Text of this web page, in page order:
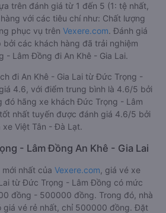
trên đánh giá từ 1 đến 5 (1: tệ nhất,
với các tiêu chí như: Chất lượng
phục vụ trên Vexere.com. Đánh giá
các khách hàng đã trải nghiệm
- Lâm Đồng đi An Khê - Gia Lai.
đi An Khê - Gia Lai từ Đức Trọng -
4.6, với điểm trung bình là 4.6/5 bởi
đó hãng xe khách Đức Trọng - Lâm
nhất tuyến được đánh giá 4.6/5 bởi
Việt Tân - Đà Lạt.
- Lâm Đồng An Khê - Gia Lai
nhất của Vexere.com , giá vé xe
từ Đức Trọng - Lâm Đồng có mức
đồng - 500000 đồng. Trong đó, nhà
giá vé rẻ nhất, chỉ 500000 đồng. Đặt